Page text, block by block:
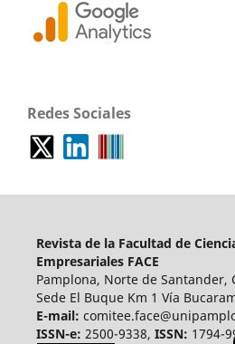
Redes Sociales
Revista de la Facultad de
Empresariales FACE
Pamplona, Norte de Santander,
Sede El Buque Km 1 Vía
E-mail:
ISSN-e: 2500-9338, ISSN: 1794-